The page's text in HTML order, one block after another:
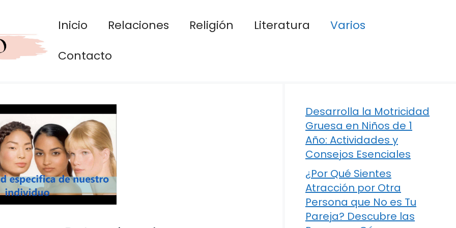
Inicio Relaciones Religión Literatura
Varios
Contacto
Desarrolla la Motricidad
Gruesa en Niños de 1
Año: Actividades y
Consejos Esenciales
¿Por Qué Sientes
Atracción por Otra
Persona que No es Tu
Pareja? Descubre las